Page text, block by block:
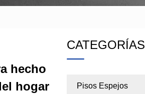
hecho
hogar
CATEGORÍAS
Pisos Espejos